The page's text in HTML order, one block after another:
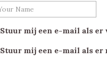
Stuur mij een e-mail als
Stuur mij een e-mail als